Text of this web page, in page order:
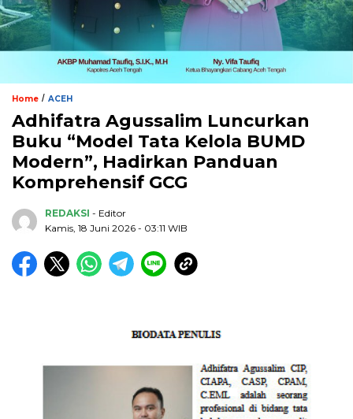
Home / ACEH
Adhifatra Agussalim Luncurkan
Buku “Model Tata Kelola BUMD
Modern”, Hadirkan Panduan
Komprehensif GCG
REDAKSI - Editor
Kamis, 18 Juni 2026 - 03:11 WIB